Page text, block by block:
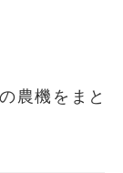
農機をまと